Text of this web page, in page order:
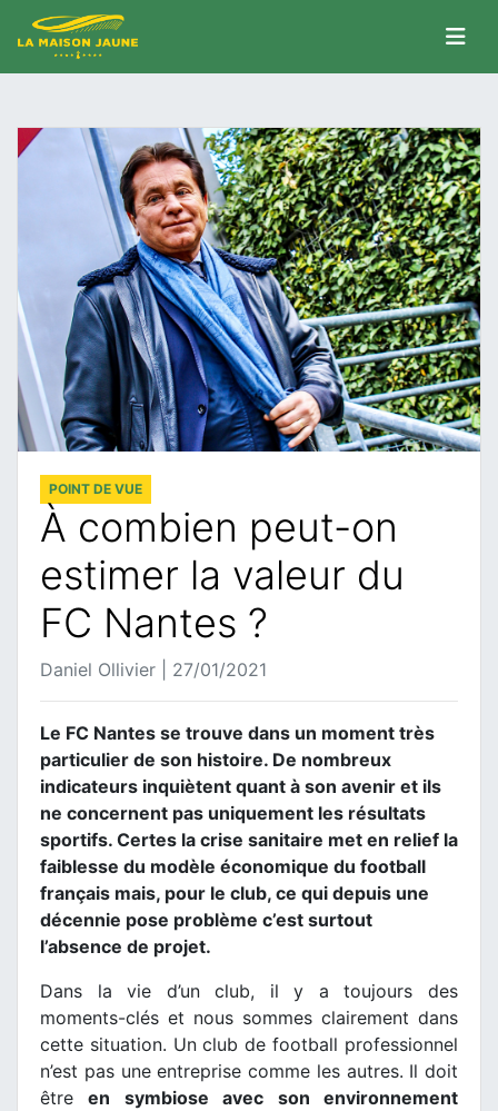
POINT DE VUE
À combien peut-on
estimer la valeur du
FC Nantes ?
Daniel Ollivier | 27/01/2021
Le FC Nantes se trouve dans un moment très
particulier de son histoire. De nombreux
indicateurs inquiètent quant à son avenir et ils
ne concernent pas uniquement les résultats
sportifs. Certes la crise sanitaire met en relief la
faiblesse du modèle économique du football
français mais, pour le club, ce qui depuis une
décennie pose problème c’est surtout
l’absence de projet.
Dans la vie d’un club, il y a toujours des
moments-clés et nous sommes clairement dans
cette situation. Un club de football professionnel
n’est pas une entreprise comme les autres. Il doit
êtreen symbiose avec son environnement